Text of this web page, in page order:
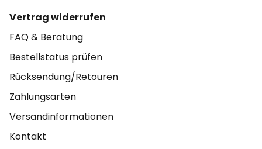
Vertrag widerrufen
FAQ & Beratung
Bestellstatus prüfen
Rücksendung/Retouren
Zahlungsarten
Versandinformationen
Kontakt